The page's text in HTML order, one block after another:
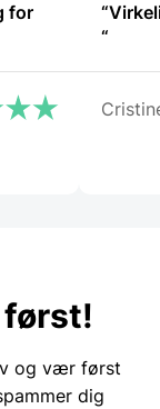
for
“
først!
og vær først
dig